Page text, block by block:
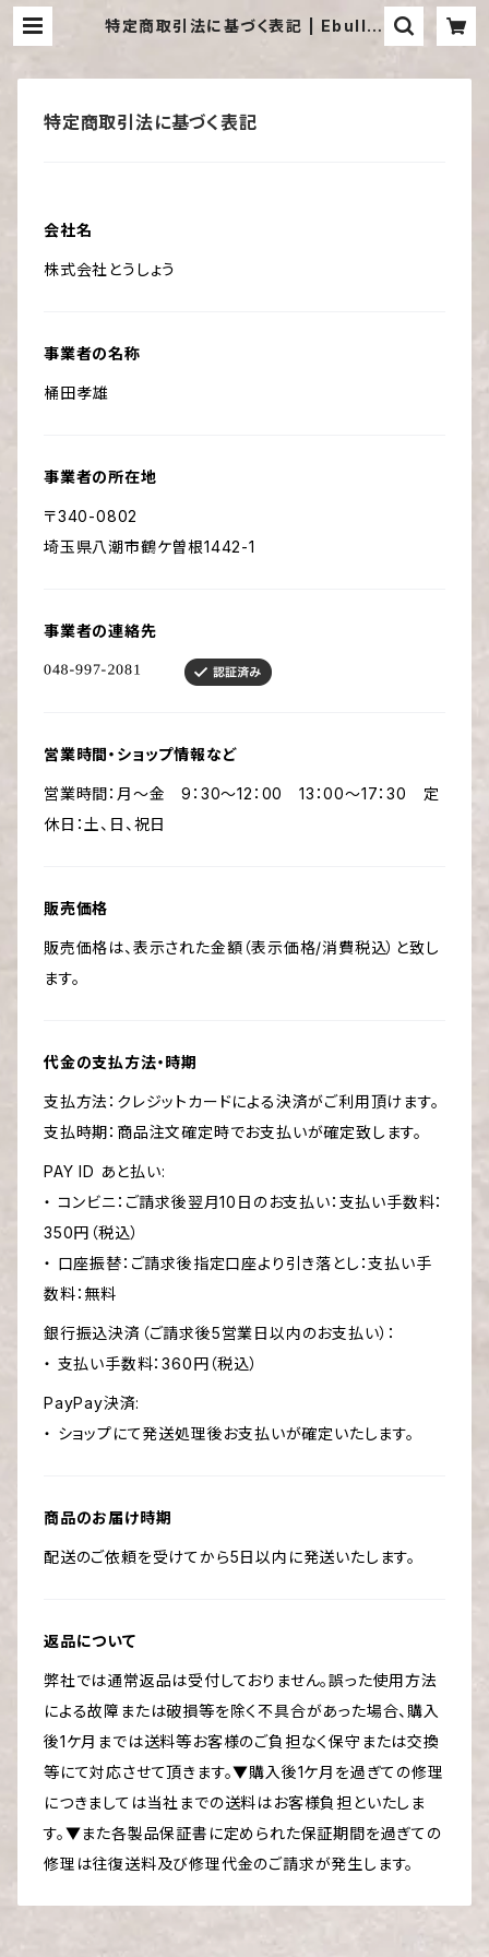
特定商取引法に基づく表記 | Ebullie
特定商取引法に基づく表記
会社名
株式会社とうしょう
事業者の名称
桶田孝雄
事業者の所在地
〒340-0802
埼玉県八潮市鶴ケ曽根1442-1
事業者の連絡先
営業時間・ショップ情報など
営業時間：月～金 9：30～12：00 13：00～17：30 定
休日：土、日、祝日
販売価格
販売価格は、表示された金額（表示価格/消費税込）と致し
ます。
代金の支払方法・時期
支払方法：クレジットカードによる決済がご利用頂けます。
支払時期：商品注文確定時でお支払いが確定致します。
PAY ID あと払い:
・ コンビニ：ご請求後翌月10日のお支払い：支払い手数料：
350円（税込）
・ 口座振替：ご請求後指定口座より引き落とし：支払い手
数料：無料
銀行振込決済（ご請求後5営業日以内のお支払い）：
・ 支払い手数料：360円（税込）
PayPay決済:
・ ショップにて発送処理後お支払いが確定いたします。
商品のお届け時期
配送のご依頼を受けてから5日以内に発送いたします。
返品について
弊社では通常返品は受付しておりません。誤った使用方法
による故障または破損等を除く不具合があった場合、購入
後1ケ月までは送料等お客様のご負担なく保守または交換
等にて対応させて頂きます。▼購入後1ケ月を過ぎての修理
につきましては当社までの送料はお客様負担といたしま
す。▼また各製品保証書に定められた保証期間を過ぎての
修理は往復送料及び修理代金のご請求が発生します。